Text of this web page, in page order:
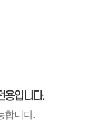
용입니다.
합니다.